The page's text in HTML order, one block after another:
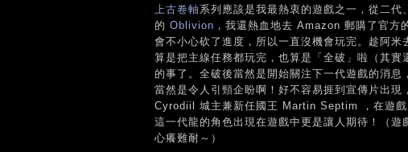
上古卷軸 系列應該是我最熱衷的遊戲之一，從二代
的 Oblivion ，我還熱血地去 Amazon 郵購了官方
會不小心砍了進度，所以一直沒機會玩完。趁阿
算是把主線任務都玩完，也算是「全破」啦（其
的事了。全破後當然是開始關注下一代遊戲的消息
當然是令人引頸企盼啊！好不容易捱到宣傳片出
Cyrodiil 城主兼新任國王 Martin Septim ，在遊戲
這一代龍的角色出現在遊戲中更是讓人期待！（遊
心癢難耐～）